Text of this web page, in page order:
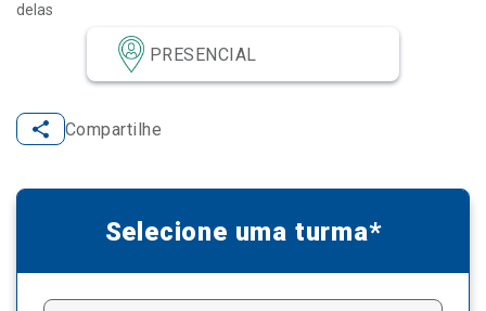
PRESENCIAL
delas
Compartilhe
Selecione uma turma*